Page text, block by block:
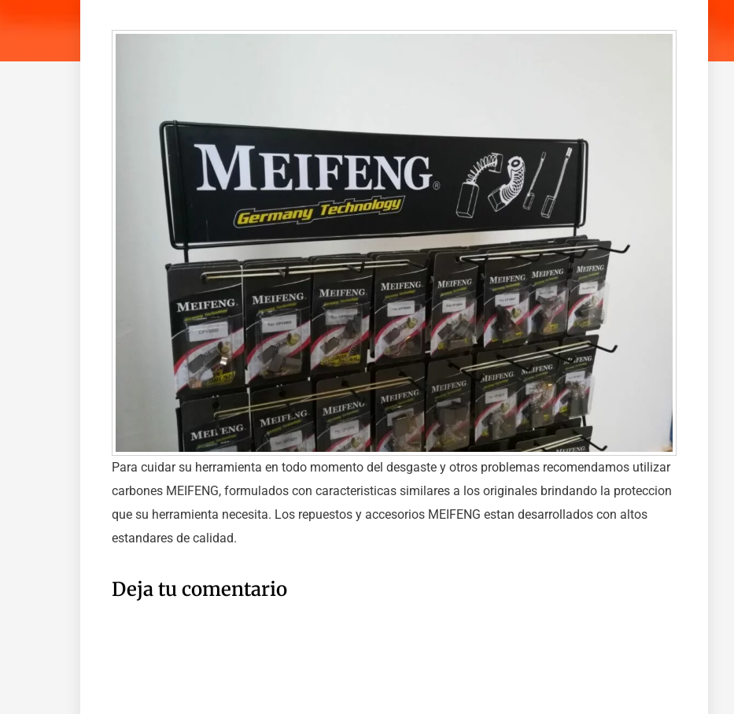
Para cuidar su herramienta en todo momento del desgaste y otros problemas recomendamos utilizar
carbones MEIFENG, formulados con caracteristicas similares a los originales brindando la proteccion
que su herramienta necesita. Los repuestos y accesorios MEIFENG estan desarrollados con altos
estandares de calidad.
Deja tu comentario